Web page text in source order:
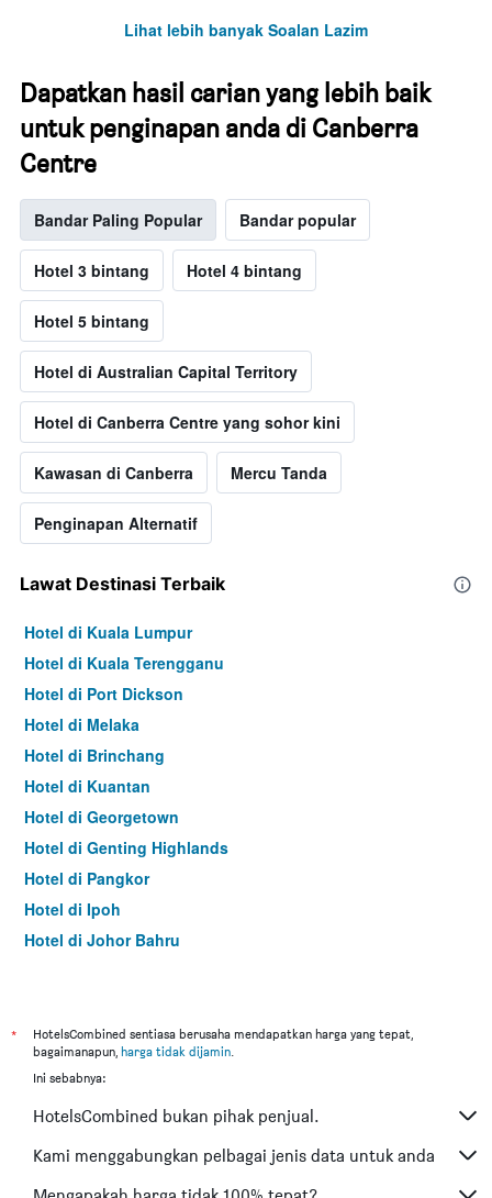
Lihat lebih banyak Soalan Lazim
Dapatkan hasil carian yang lebih baik
untuk penginapan anda di Canberra
Centre
Bandar Paling Popular Bandar popular
Hotel 3 bintang Hotel 4 bintang
Hotel 5 bintang
Hotel di Australian Capital Territory
Hotel di Canberra Centre yang sohor kini
Kawasan di Canberra Mercu Tanda
Penginapan Alternatif
Lawat Destinasi Terbaik
Hotel di Kuala Lumpur
Hotel di Kuala Terengganu
Hotel di Port Dickson
Hotel di Melaka
Hotel di Brinchang
Hotel di Kuantan
Hotel di Georgetown
Hotel di Genting Highlands
Hotel di Pangkor
Hotel di Ipoh
Hotel di Johor Bahru
Hotel di Kuching
Hotel di Tokyo
Hotel di Bangkok
Hotel di Putrajaya
Hotel di Shah Alam
*
HotelsCombined sentiasa berusaha mendapatkan harga yang tepat,
bagaimanapun, harga tidak dijamin.
Ini sebabnya:
HotelsCombined bukan pihak penjual.
Kami menggabungkan pelbagai jenis data untuk anda